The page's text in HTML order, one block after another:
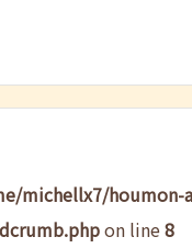
michellx7/
on line8